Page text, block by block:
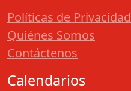
Políticas de Privacidad
Quiénes Somos
Contáctenos
Calendarios